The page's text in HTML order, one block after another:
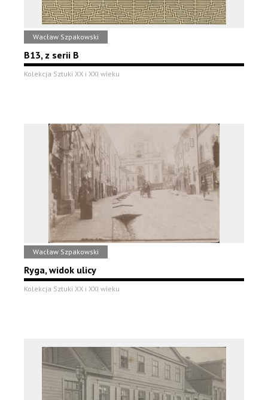
Wacław Szpakowski
B13, z serii B
Kolekcja Sztuki XX i XXI wieku
Wacław Szpakowski
Ryga, widok ulicy
Kolekcja Sztuki XX i XXI wieku